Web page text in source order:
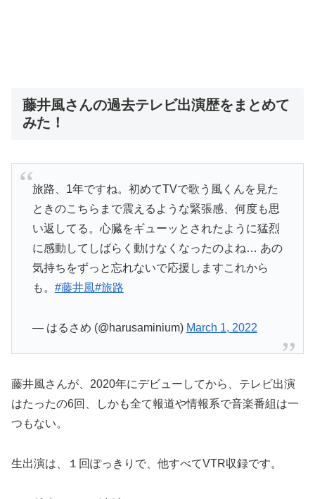
藤井風さんの過去テレビ出演歴をまとめて
みた！
旅路、1年ですね。初めてTVで歌う風くんを見た
ときのこちらまで震えるような緊張感、何度も思
い返してる。心臓をギューッとされたように猛烈
に感動してしばらく動けなくなったのよね… あの
気持ちをずっと忘れないで応援しますこれから
も。 #藤井風#旅路
— はるさめ (@harusaminium) March 1, 2022
藤井風さんが、2020年にデビューしてから、テレビ出演
はたったの6回、しかも全て報道や情報系で音楽番組は一
つもない。
生出演は、１回ぽっきりで、他すべてVTR収録です。